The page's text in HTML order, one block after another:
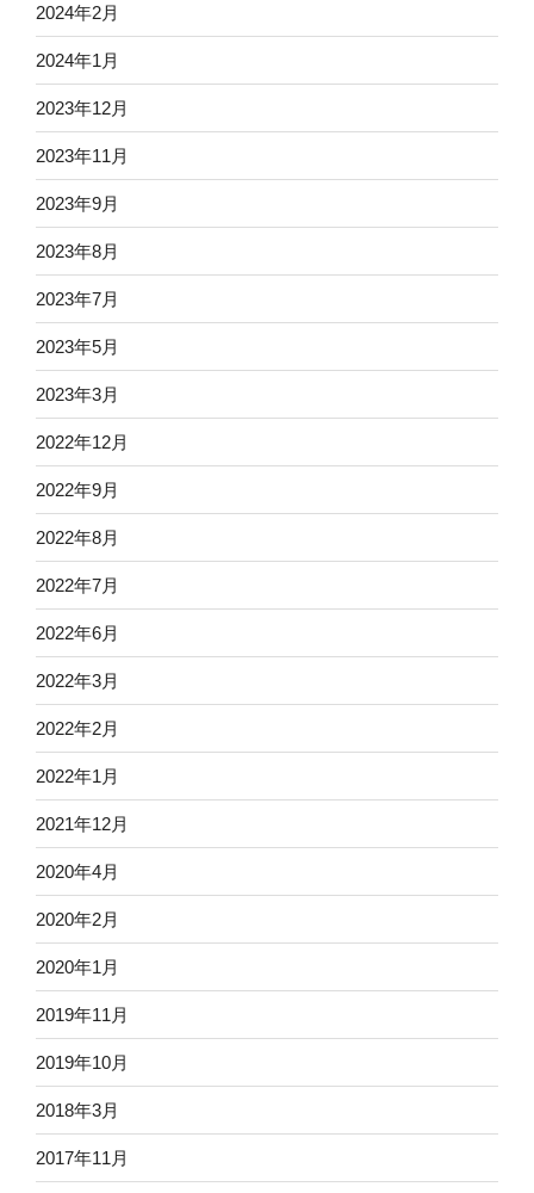
2024年2月
2024年1月
2023年12月
2023年11月
2023年9月
2023年8月
2023年7月
2023年5月
2023年3月
2022年12月
2022年9月
2022年8月
2022年7月
2022年6月
2022年3月
2022年2月
2022年1月
2021年12月
2020年4月
2020年2月
2020年1月
2019年11月
2019年10月
2018年3月
2017年11月